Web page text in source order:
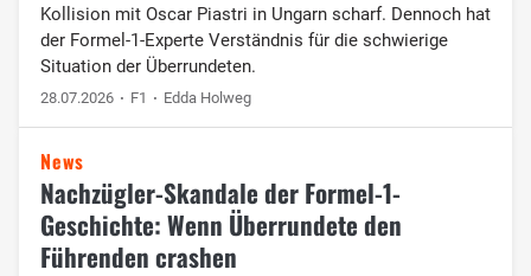
Kollision mit Oscar Piastri in Ungarn scharf. Dennoch hat
der Formel-1-Experte Verständnis für die schwierige
Situation der Überrundeten.
28.07.2026 F1 Edda Holweg
News
Nachzügler-Skandale der Formel-1-
Geschichte: Wenn Überrundete den
Führenden crashen